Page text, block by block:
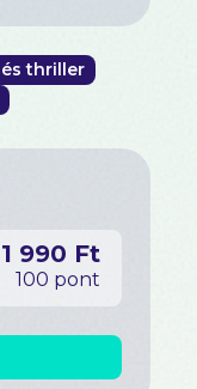
amelyek
thriller
1 990 Ft
100 pont